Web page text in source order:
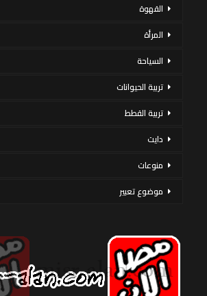
القهوة
المرأة
السياحة
تربية الحيوانات
تربية القطط
دايت
منوعات
موضوع تعبير